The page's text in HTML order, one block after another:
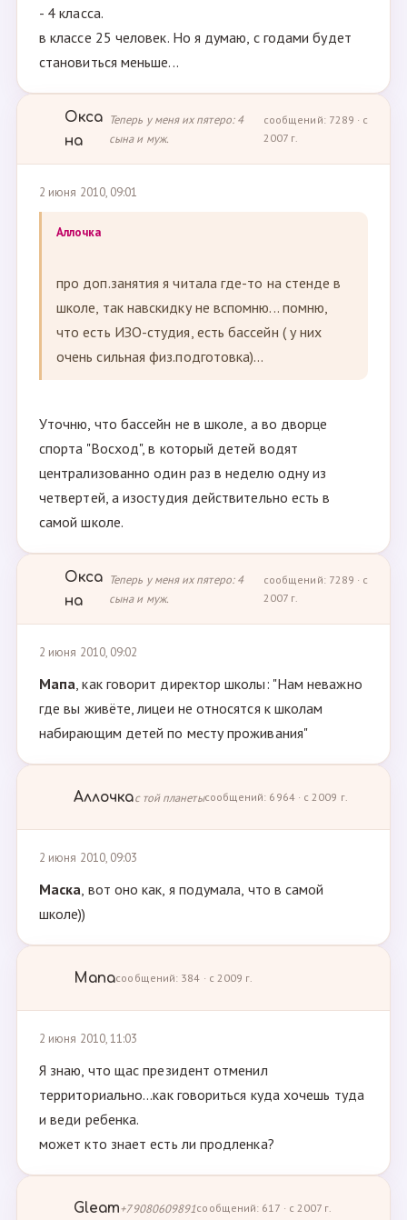
- 4 класса.
в классе 25 человек. Но я думаю, с годами будет
становиться меньше...
Окса
на
Теперь у меня их пятеро: 4
сына и муж.
сообщений: 7289 · с
2007 г.
2 июня 2010, 09:01
Аллочка
про доп.занятия я читала где-то на стенде в
школе, так навскидку не вспомню... помню,
что есть ИЗО-студия, есть бассейн ( у них
очень сильная физ.подготовка)...
Уточню, что бассейн не в школе, а во дворце
спорта "Восход", в который детей водят
централизованно один раз в неделю одну из
четвертей, а изостудия действительно есть в
самой школе.
Окса
на
Теперь у меня их пятеро: 4
сына и муж.
сообщений: 7289 · с
2007 г.
2 июня 2010, 09:02
Мапа, как говорит директор школы: "Нам неважно
где вы живёте, лицеи не относятся к школам
набирающим детей по месту проживания"
Аллочкас той планетысообщений: 6964 · с 2009 г.
2 июня 2010, 09:03
Маска, вот оно как, я подумала, что в самой
школе))
Мапасообщений: 384 · с 2009 г.
2 июня 2010, 11:03
Я знаю, что щас президент отменил
территориально...как говориться куда хочешь туда
и веди ребенка.
может кто знает есть ли продленка?
Gleam+79080609891сообщений: 617 · с 2007 г.